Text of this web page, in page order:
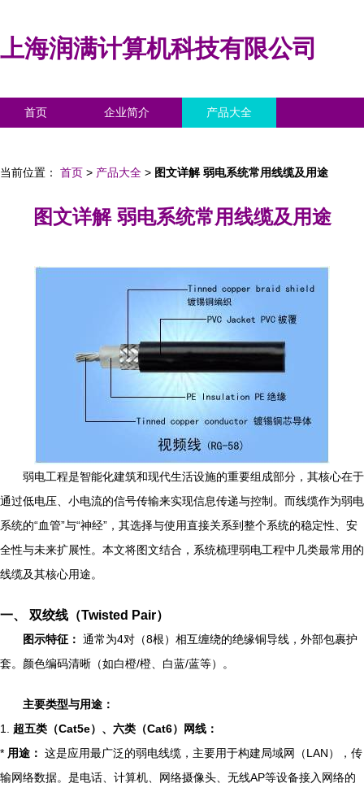
上海润满计算机科技有限公司
首页 企业简介 产品大全
当前位置： 首页 > 产品大全 > 图文详解 弱电系统常用线缆及用途
图文详解 弱电系统常用线缆及用途
弱电工程是智能化建筑和现代生活设施的重要组成部分，其核心在于
通过低电压、小电流的信号传输来实现信息传递与控制。而线缆作为弱电
系统的“血管”与“神经”，其选择与使用直接关系到整个系统的稳定性、安
全性与未来扩展性。本文将图文结合，系统梳理弱电工程中几类最常用的
线缆及其核心用途。
一、 双绞线（Twisted Pair）
图示特征： 通常为4对（8根）相互缠绕的绝缘铜导线，外部包裹护
套。颜色编码清晰（如白橙/橙、白蓝/蓝等）。
主要类型与用途：
1. 超五类（Cat5e）、六类（Cat6）网线：
* 用途： 这是应用最广泛的弱电线缆，主要用于构建局域网（LAN），传
输网络数据。是电话、计算机、网络摄像头、无线AP等设备接入网络的